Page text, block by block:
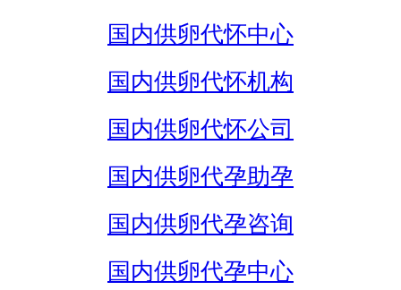
国内供卵代怀中心
国内供卵代怀机构
国内供卵代怀公司
国内供卵代孕助孕
国内供卵代孕咨询
国内供卵代孕中心